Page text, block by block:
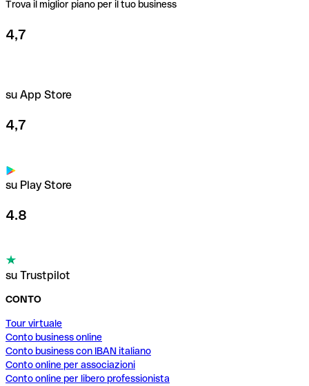
Trova il miglior piano per il tuo business
4,7
su App Store
4,7
su Play Store
4.8
su Trustpilot
CONTO
Tour virtuale
Conto business online
Conto business con IBAN italiano
Conto online per associazioni
Conto online per libero professionista